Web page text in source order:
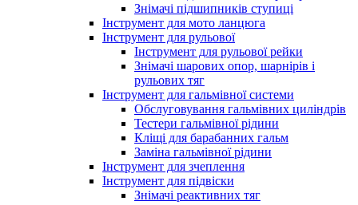
Знімачі підшипників ступиці
Інструмент для мото ланцюга
Інструмент для рульової
Інструмент для рульової рейки
Знімачі шарових опор, шарнірів і
рульових тяг
Інструмент для гальмівної системи
Обслуговування гальмівних циліндрів
Тестери гальмівної рідини
Кліщі для барабанних гальм
Заміна гальмівної рідини
Інструмент для зчеплення
Інструмент для підвіски
Знімачі реактивних тяг